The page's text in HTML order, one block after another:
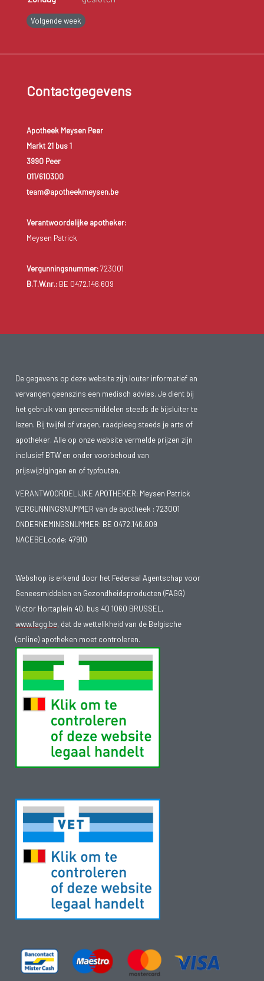
Volgende week
Contactgegevens
Apotheek Meysen Peer
Markt 21 bus 1
3990 Peer
011/610300
team@apotheekmeysen.be
Verantwoordelijke apotheker:
Meysen Patrick
Vergunningsnummer:723001
B.T.W.nr.:BE 0472.146.609
De gegevens op deze website zijn louter informatief en
vervangen geenszins een medisch advies. Je dient bij
het gebruik van geneesmiddelen steeds de bijsluiter te
lezen. Bij twijfel of vragen, raadpleeg steeds je arts of
apotheker. Alle op onze website vermelde prijzen zijn
inclusief BTW en onder voorbehoud van
prijswijzigingen en of typfouten.
VERANTWOORDELIJKE APOTHEKER: Meysen Patrick
VERGUNNINGSNUMMER van de apotheek : 723001
ONDERNEMINGSNUMMER: BE 0472.146.609
NACEBELcode: 47910
Webshop is erkend door het Federaal Agentschap voor
Geneesmiddelen en Gezondheidsproducten (FAGG)
Victor Hortaplein 40, bus 40 1060 BRUSSEL,
www.fagg.be, dat de wettelikheid van de Belgische
(online) apotheken moet controleren.